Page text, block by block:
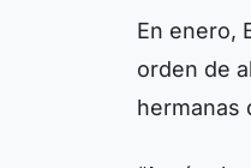
En enero,
orden de
hermanas